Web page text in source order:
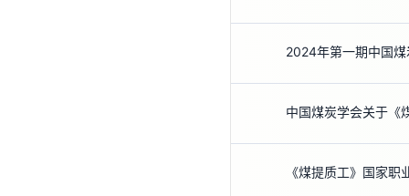
2024年第一期中国
《煤提质工》国家